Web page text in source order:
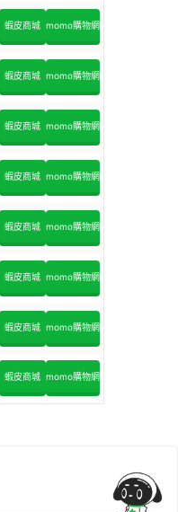
蝦皮商城 momo購物網
蝦皮商城 momo購物網
蝦皮商城 momo購物網
蝦皮商城 momo購物網
蝦皮商城 momo購物網
蝦皮商城 momo購物網
蝦皮商城 momo購物網
蝦皮商城 momo購物網